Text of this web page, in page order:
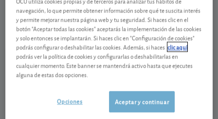
NL0011794037
06/08/2026 Ámsterdam
-0,47 EUR (-1,36 %)
Ver detalladamente
Cumple a la perfección con sus objetivos
En el cuarto trimestre de 2025 la facturación
Ahold Delhaizecreció un 0,9% frente a un año
margen operativopasó del 4,1% al 4,2%. Y
navegación, lo que permite obtener información sobre qué te suscita interés
y permite mejorar nuestra página web y tu seguridad. Si haces clic en el
botón "Aceptar todas las cookies" aceptarás la implementación de las cookies
y solo entonces se implantarán. Si haces clic en "Configuración de cookies"
podrás configurar o deshabilitar las cookies. Además, si haces clic aquí
podrás ver la política de cookies y configurarlas o deshabilitarlas en
cualquier momento. Este banner se mantendrá activo hasta que ejecutes
alguna de estas dos opciones.
Aceptar y continuar
Opciones